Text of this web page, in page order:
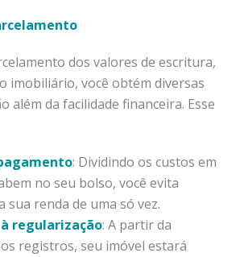
dos valores de escritura,
imobiliário, você obtém diversas
além da facilidade financeira. Esse
: Dividindo os custos em
no seu bolso, você evita
sua renda de uma só vez.
regularização: A partir da
registros, seu imóvel estará